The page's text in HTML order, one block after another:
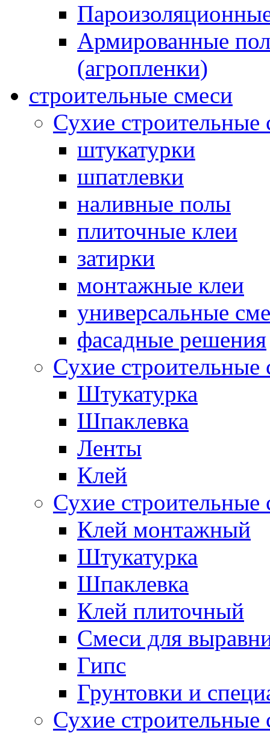
Армированные
(агропленки)
строительные смеси
Сухие строительные
штукатурки
шпатлевки
наливные полы
плиточные клеи
затирки
монтажные клеи
универсальные
фасадные решения
Сухие
Штукатурка
Шпаклевка
Ленты
Клей
Сухие
Клей монтажный
Штукатурка
Шпаклевка
Клей плиточный
Смеси для
Гипс
Грунтовки и
Сухие